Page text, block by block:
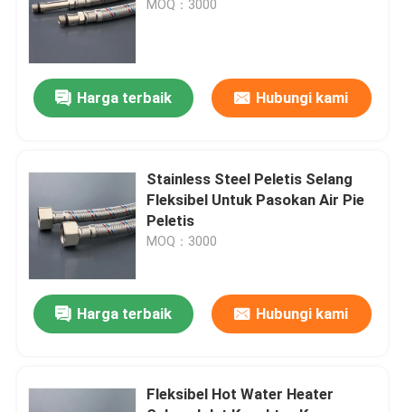
MOQ：3000
Harga terbaik Hubungi kami
Stainless Steel Peletis Selang
Fleksibel Untuk Pasokan Air Pie
Peletis
MOQ：3000
Harga terbaik Hubungi kami
Fleksibel Hot Water Heater